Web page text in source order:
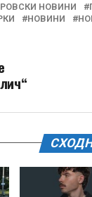
НОВИНИ
НОВИНИ